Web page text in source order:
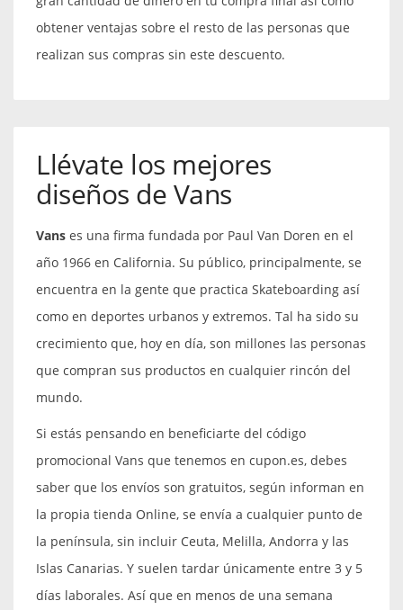
obtener ventajas sobre el resto de las personas que
realizan sus compras sin este descuento.
Llévate los mejores
diseños de Vans
Vans es una firma fundada por Paul Van Doren en el
año 1966 en California. Su público, principalmente, se
encuentra en la gente que practica Skateboarding así
como en deportes urbanos y extremos. Tal ha sido su
crecimiento que, hoy en día, son millones las personas
que compran sus productos en cualquier rincón del
mundo.
Si estás pensando en beneficiarte del código
promocional Vans que tenemos en cupon.es, debes
saber que los envíos son gratuitos, según informan en
la propia tienda Online, se envía a cualquier punto de
la península, sin incluir Ceuta, Melilla, Andorra y las
Islas Canarias. Y suelen tardar únicamente entre 3 y 5
días laborales. Así que en menos de una semana